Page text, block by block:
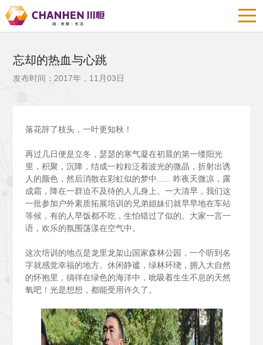
忘却的热血与心跳
发布时间：2017年，11月03日
落花辞了枝头，一叶更知秋！
再过几日便是立冬，瑟瑟的寒气凝在初晨的第一缕阳光
里，积聚，沉降，结成一粒粒泛着波光的微晶，折射出诱
人的颜色，然后消散在彩虹似的梦中...... 昨夜天微凉，露
成霜，降在一群迫不及待的人儿身上。一大清早，我们这
一批参加户外素质拓展培训的兄弟姐妹们就早早地在车站
等候，有的人早饭都不吃，生怕错过了似的。大家一言一
语，欢乐的氛围荡漾在空气中。
这次培训的地点是龙里龙架山国家森林公园，一个听到名
字就感觉幸福的地方。休闲静谧，绿林环绕，拥入大自然
的怀抱里，徜徉在绿色的海洋中，吮吸着生生不息的天然
氧吧！光是想想，都能受用许久了。